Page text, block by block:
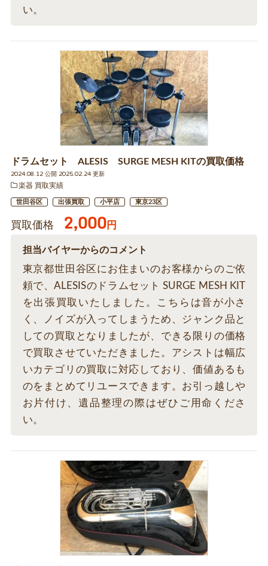
い。
ドラムセット ALESIS SURGE MESH KITの買取価格
2024.08.12 公開 2025.02.24 更新
楽器 買取実績
世田谷区 出張買取 小平店 東京23区
買取価格 2,000円
担当バイヤーからのコメント
東京都世田谷区にお住まいのお客様からのご依
頼で、ALESISのドラムセット SURGE MESH KIT
を出張買取いたしました。こちらは音が小さ
く、ノイズが入ってしまうため、ジャンク品と
しての買取となりましたが、できる限りの価格
で買取させていただきました。アシストは幅広
いカテゴリの買取に対応しており、価値あるも
のをまとめてリユースできます。お引っ越しや
お片付け、遺品整理の際はぜひご用命くださ
い。